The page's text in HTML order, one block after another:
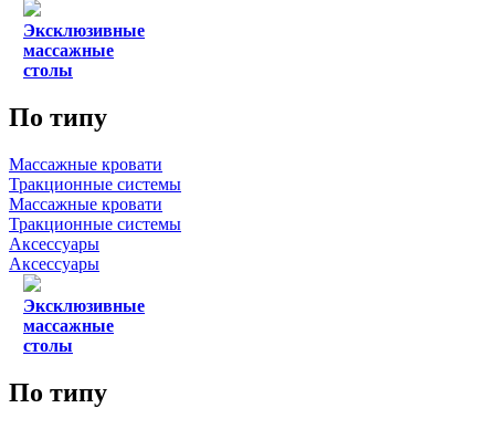
Эксклюзивные
массажные
столы
По типу
Массажные кровати
Тракционные системы
Массажные кровати
Тракционные системы
Аксессуары
Аксессуары
Эксклюзивные
массажные
столы
По типу